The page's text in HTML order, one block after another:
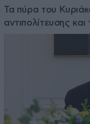
Τα πύρα του
αντιπολίτευσης